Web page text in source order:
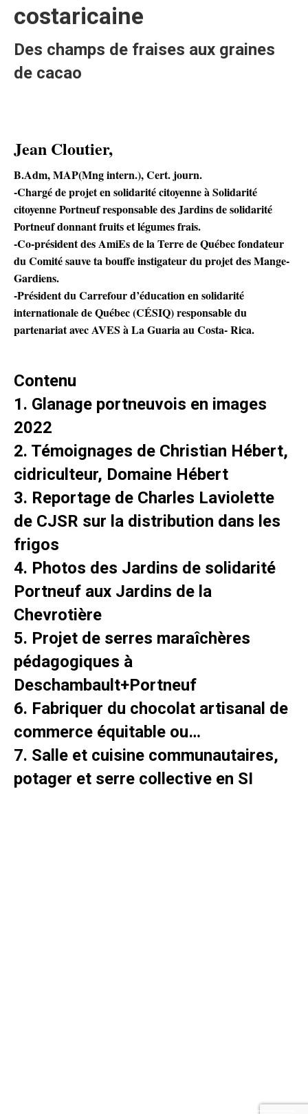
costaricaine
Des champs de fraises aux graines
de cacao
Jean Cloutier,
B.Adm, MAP(Mng intern.), Cert. journ.
-Chargé de projet en solidarité citoyenne à Solidarité
citoyenne Portneufresponsable des Jardins de solidarité
Portneuf donnant fruits et légumes frais.
-Co-président des AmiEs de la Terre de Québec fondateur
du Comité sauve tabouffe instigateur du projet des Mange-
Gardiens.
-Président du Carrefour d’éducation en solidarité
internationale de Québec(CÉSIQ) responsable du
partenariat avec AVES à La Guaria au Costa- Rica.
Contenu
1. Glanage portneuvois en images
2022
2. Témoignages de Christian Hébert,
cidriculteur, Domaine Hébert
3. Reportage de Charles Laviolette
de CJSR sur la distribution dans les
frigos
4. Photos des Jardins de solidarité
Portneuf aux Jardins de la
Chevrotière
5. Projet de serres maraîchères
pédagogiques à
Deschambault+Portneuf
6. Fabriquer du chocolat artisanal de
commerce équitable ou…
7. Salle et cuisine communautaires,
potager et serre collective en SI